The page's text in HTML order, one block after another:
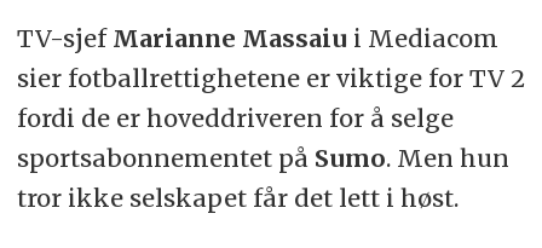
TV-sjef Marianne Massaiu i Mediacom
sier fotballrettighetene er viktige for TV 2
fordi de er hoveddriveren for å selge
sportsabonnementet påSumo. Men hun
tror ikke selskapet får det lett i høst.